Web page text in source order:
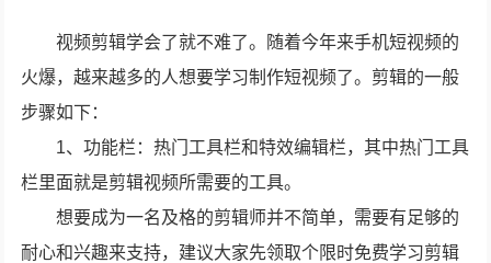
视频剪辑学会了就不难了。随着今年来手机短视频的
火爆，越来越多的人想要学习制作短视频了。剪辑的一般
步骤如下：
1、功能栏：热门工具栏和特效编辑栏，其中热门工具
栏里面就是剪辑视频所需要的工具。
想要成为一名及格的剪辑师并不简单，需要有足够的
耐心和兴趣来支持，建议大家先领取个限时免费学习剪辑